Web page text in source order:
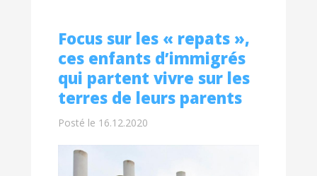
Focus sur les « repats »,
ces enfants d’immigrés
qui partent vivre sur les
terres de leurs parents
Posté le 16.12.2020